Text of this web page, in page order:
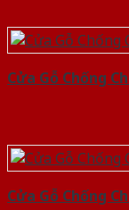
Cửa Gỗ Chống
Cửa Gỗ Chống